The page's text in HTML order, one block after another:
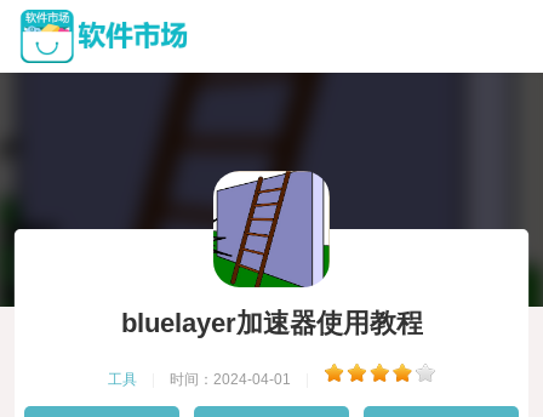
bluelayer加速器使用教程
工具 时间：2024-04-01